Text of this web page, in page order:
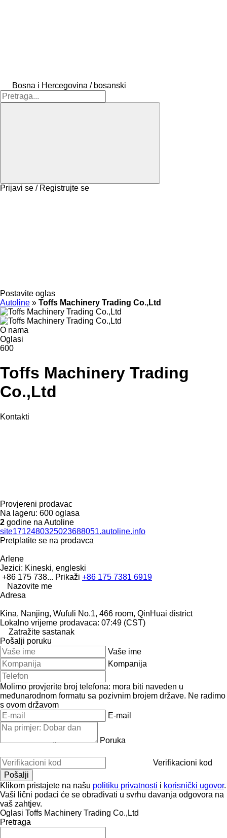
Bosna i Hercegovina / bosanski
Prijavi se / Registrujte se
Postavite oglas
Autoline » Toffs Machinery Trading Co.,Ltd
O nama
Oglasi
600
Toffs Machinery Trading
Co.,Ltd
Kontakti
Provjereni prodavac
Na lageru: 600 oglasa
2 godine na Autoline
site1712480325023688051.autoline.info
Pretplatite se na prodavca
Arlene
Jezici: Kineski, engleski
+86 175 738... Prikaži +86 175 7381 6919
Nazovite me
Adresa
Kina, Nanjing, Wufuli No.1, 466 room, QinHuai district
Lokalno vrijeme prodavaca: 07:49 (CST)
Zatražite sastanak
Pošalji poruku
Vaše ime
Kompanija
Molimo provjerite broj telefona: mora biti naveden u
međunarodnom formatu sa pozivnim brojem države. Ne radimo
s ovom državom
E-mail
Poruka
Verifikacioni kod
Klikom pristajete na našu politiku privatnosti i korisnički ugovor.
Vaši lični podaci će se obrađivati ​​u svrhu davanja odgovora na
vaš zahtjev.
Oglasi Toffs Machinery Trading Co.,Ltd
Pretraga